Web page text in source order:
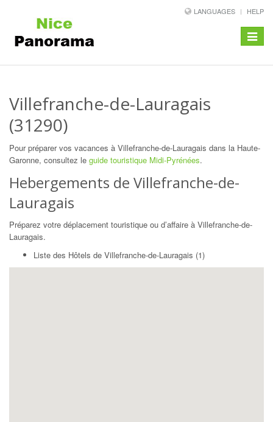
LANGUAGES HELP
Toggle
Villefranche-de-Lauragais
(31290)
Pour préparer vos vacances à Villefranche-de-Lauragais dans la Haute-
Garonne, consultez le guide touristique Midi-Pyrénées.
Hebergements de Villefranche-de-
Lauragais
Préparez votre déplacement touristique ou d’affaire à Villefranche-de-
Lauragais.
Liste des Hôtels de Villefranche-de-Lauragais (1)